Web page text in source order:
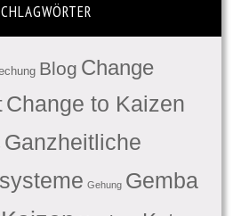
Blog Change
Change to Kaizen
Ganzheitliche
Gehung Gemba